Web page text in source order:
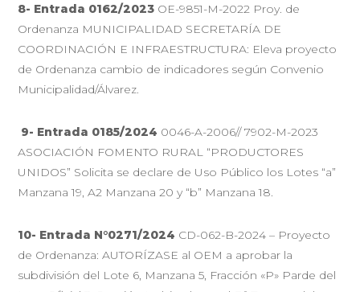
8- Entrada 0162/2023 OE-9851-M-2022 Proy. de
Ordenanza MUNICIPALIDAD SECRETARÍA DE
COORDINACIÓN E INFRAESTRUCTURA: Eleva proyecto
de Ordenanza cambio de indicadores según Convenio
Municipalidad/Álvarez.
9- Entrada 0185/2024 0046-A-2006// 7902-M-2023
ASOCIACIÓN FOMENTO RURAL “PRODUCTORES
UNIDOS” Solicita se declare de Uso Público los Lotes “a”
Manzana 19, A2 Manzana 20 y “b” Manzana 18.
10- Entrada N°0271/2024 CD-062-B-2024 – Proyecto
de Ordenanza: AUTORÍZASE al OEM a aprobar la
subdivisión del Lote 6, Manzana 5, Fracción «P» Parde del